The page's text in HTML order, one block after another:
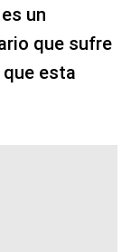
un
que sufre
que esta